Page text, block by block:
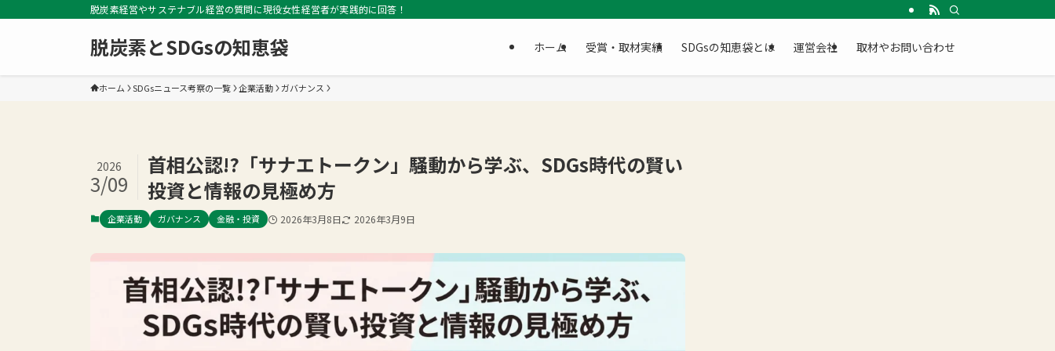
脱炭素経営やサステナブル経営の質問に現役女性経営者が実践的に回答！
脱炭素とSDGsの知恵袋 ホーム 受賞・取材実績 SDGsの知恵袋とは 運営会社 取材やお問い合わせ
ホーム SDGsニュース考察の一覧 企業活動 ガバナンス
首相公認!?「サナエトークン」騒動から学ぶ、SDGs時代の賢い
投資と情報の見極め方
2026
3/09
企業活動 ガバナンス 金融・投資 2026年3月8日 2026年3月9日